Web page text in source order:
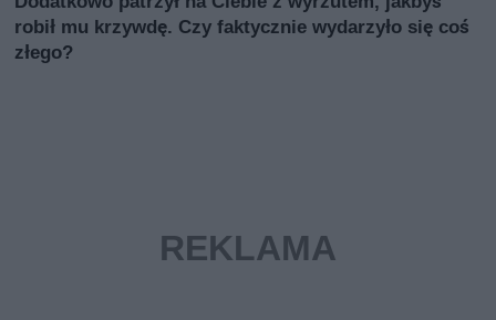
robił mu krzywdę. Czy faktycznie wydarzyło się coś
złego?